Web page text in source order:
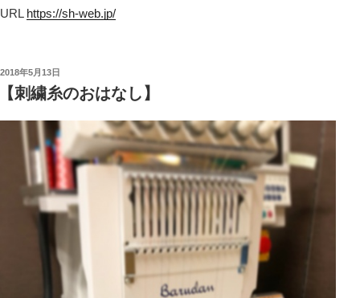
URL https://sh-web.jp/
投
日:
2018年5月13日
刺繍糸のおはなし】